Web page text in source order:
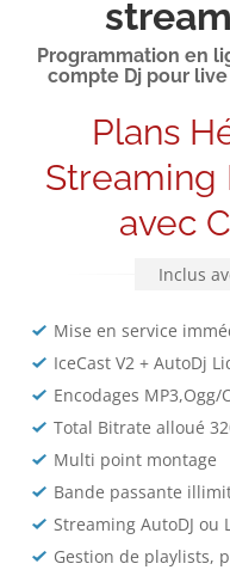
Programmation en
compte Dj pour
Plans
Streaming
avec
Inclus
Mise en service
IceCast V2 + AutoDj
Encodages MP3,Ogg/
Total Bitrate alloué
Multi point montage
Bande passante
Streaming AutoDJ ou
Gestion de playlists,